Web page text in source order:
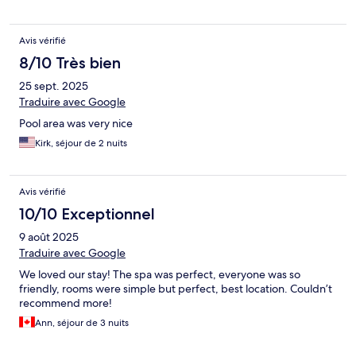
Avis vérifié
8/10 Très bien
25 sept. 2025
Traduire avec Google
Pool area was very nice
Kirk, séjour de 2 nuits
Avis vérifié
10/10 Exceptionnel
9 août 2025
Traduire avec Google
We loved our stay! The spa was perfect, everyone was so
friendly, rooms were simple but perfect, best location. Couldn’t
recommend more!
Ann, séjour de 3 nuits